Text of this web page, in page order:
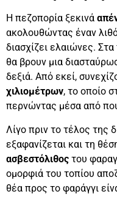
Η πεζοπορία ξεκινά
ακολουθώντας έναν
διασχίζει ελαιώνες.
θα βρουν μια
δεξιά. Από εκεί,
χιλιομέτρων, το οποίο
περνώντας μέσα από
Λίγο πριν το τέλος της
εξαφανίζεται και τη
ασβεστόλιθος του
ομορφιά του τοπίου
θέα προς το φαράγγι